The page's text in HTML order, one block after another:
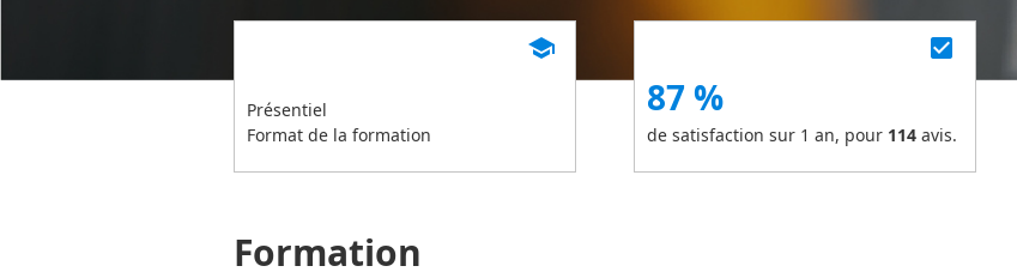
Présentiel
Format de la formation
school
87 %
de satisfaction sur 1 an, pour 114avis.
check_box
Formation